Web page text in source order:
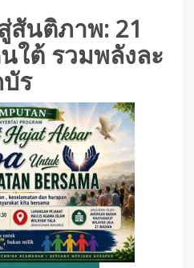
สันติภาพ: 21
ใต้ รวมพลังละ
ร